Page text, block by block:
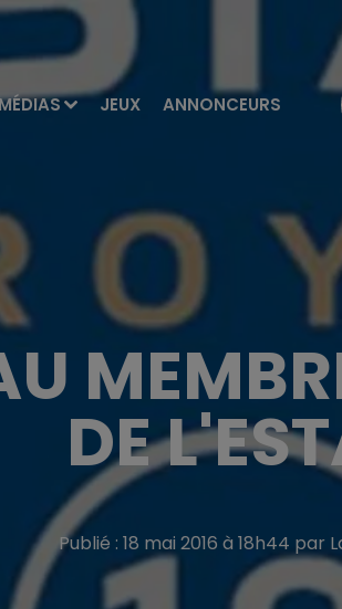
JEUX ANNONCEURS
DE
Publié : 18 mai 2016 à 18h44 par